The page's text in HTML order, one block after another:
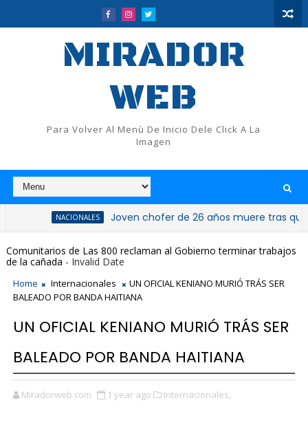
MIRADOR
WEB
Para Volver Al Menù De Inicio Dele Click A La
Imagen
NACIONALES Joven chofer de 26 años muere tras quedar
Fallece la ex gobernadora de San Cristóbal,
Comunitarios de Las 800 reclaman al Gobierno terminar trabajos
de la cañada - Invalid Date
Home Internacionales
UN OFICIAL KENIANO MURIÓ TRÁS SER
BALEADO POR BANDA HAITIANA
UN OFICIAL KENIANO MURIÓ TRÁS SER
BALEADO POR BANDA HAITIANA
Miradorweb.com 1 year ago Internacionales,